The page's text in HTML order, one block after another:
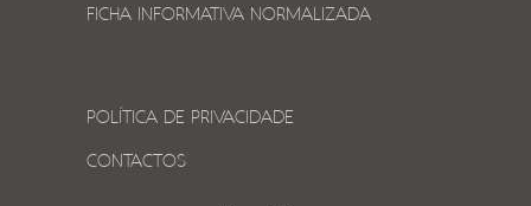
FICHA INFORMATIVA NORMALIZADA
POLÍTICA DE PRIVACIDADE
CONTACTOS